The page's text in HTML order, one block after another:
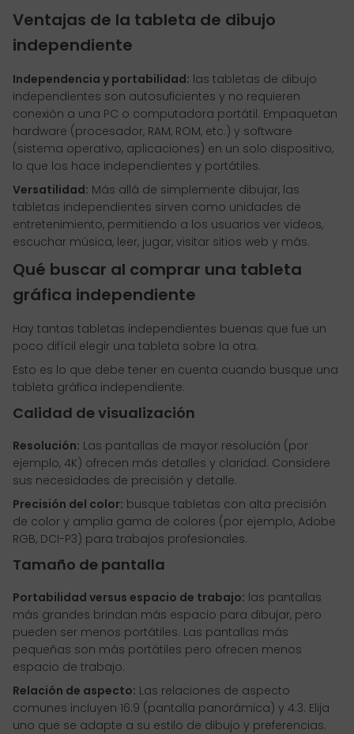
Ventajas de la tableta de dibujo
independiente
Independencia y portabilidad: las tabletas de dibujo
independientes son autosuficientes y no requieren
conexión a una PC o computadora portátil. Empaquetan
hardware (procesador, RAM, ROM, etc.) y software
(sistema operativo, aplicaciones) en un solo dispositivo,
lo que los hace independientes y portátiles.
Versatilidad: Más allá de simplemente dibujar, las
tabletas independientes sirven como unidades de
entretenimiento, permitiendo a los usuarios ver videos,
escuchar música, leer, jugar, visitar sitios web y más.
Qué buscar al comprar una tableta
gráfica independiente
Hay tantas tabletas independientes buenas que fue un
poco difícil elegir una tableta sobre la otra.
Esto es lo que debe tener en cuenta cuando busque una
tableta gráfica independiente:
Calidad de visualización
Resolución: Las pantallas de mayor resolución (por
ejemplo, 4K) ofrecen más detalles y claridad. Considere
sus necesidades de precisión y detalle.
Precisión del color: busque tabletas con alta precisión
de color y amplia gama de colores (por ejemplo, Adobe
RGB, DCI-P3) para trabajos profesionales.
Tamaño de pantalla
Portabilidad versus espacio de trabajo: las pantallas
más grandes brindan más espacio para dibujar, pero
pueden ser menos portátiles. Las pantallas más
pequeñas son más portátiles pero ofrecen menos
espacio de trabajo.
Relación de aspecto: Las relaciones de aspecto
comunes incluyen 16:9 (pantalla panorámica) y 4:3. Elija
uno que se adapte a su estilo de dibujo y preferencias.